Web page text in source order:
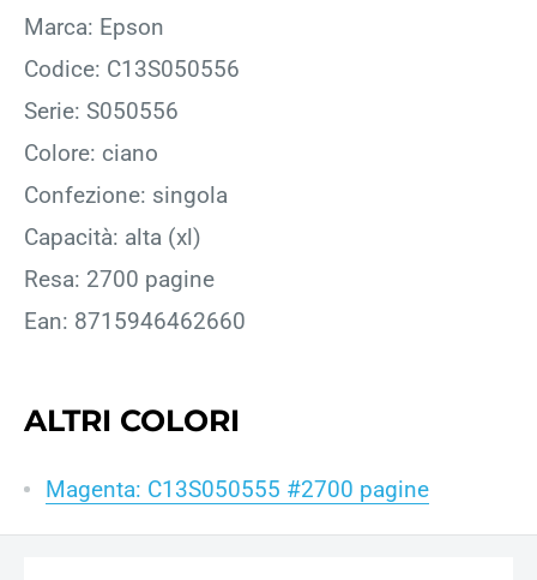
Marca: Epson
Codice: C13S050556
Serie: S050556
Colore: ciano
Confezione: singola
Capacità: alta (xl)
Resa: 2700 pagine
Ean: 8715946462660
ALTRI COLORI
Magenta: C13S050555 #2700 pagine